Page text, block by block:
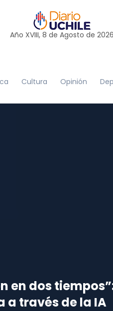
Año XVIII, 8 de Agosto de 2026
Cultura Opinión
en dos
a través de la IA